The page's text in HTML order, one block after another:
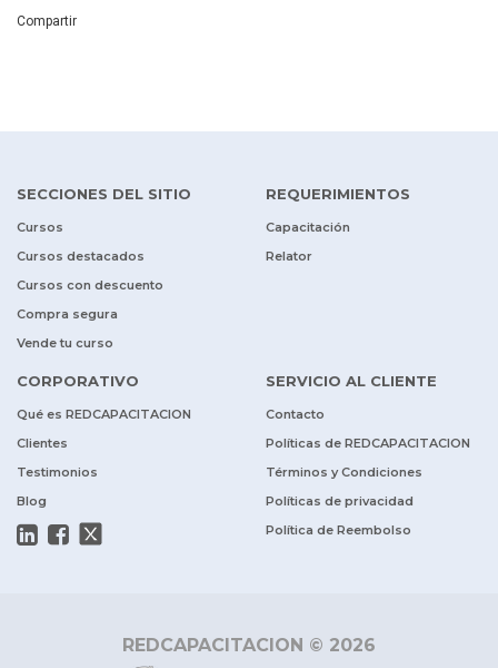
Compartir
SECCIONES DEL SITIO
Cursos
Cursos destacados
Cursos con descuento
Compra segura
Vende tu curso
REQUERIMIENTOS
Capacitación
Relator
CORPORATIVO
Qué es REDCAPACITACION
Clientes
Testimonios
Blog
SERVICIO AL CLIENTE
Contacto
Políticas de REDCAPACITACION
Términos y Condiciones
Políticas de privacidad
Política de Reembolso
REDCAPACITACION © 2026